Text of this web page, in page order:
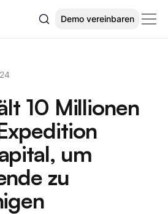
Demo vereinbaren
10 Millionen
um
zu